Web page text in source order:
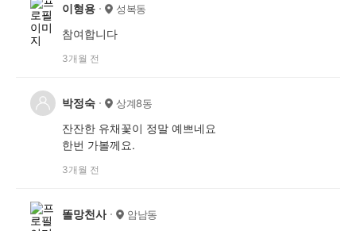
이형용 성복동
참여합니다
3개월 전
박정숙 상계8동
잔잔한 유채꽃이 정말 예쁘네요
한번 가볼께요.
3개월 전
똘망천사 암남동